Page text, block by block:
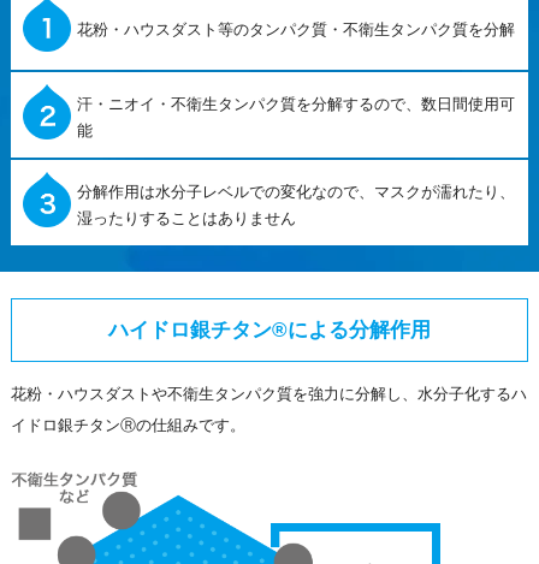
花粉・ハウスダスト等のタンパク質・不衛生タンパク質を分解
汗・ニオイ・不衛生タンパク質を分解するので、数日間使用可
能
分解作用は水分子レベルでの変化なので、マスクが濡れたり、
湿ったりすることはありません
ハイドロ銀チタン®による分解作用
花粉・ハウスダストや不衛生タンパク質を強力に分解し、水分子化するハ
イドロ銀チタンⓇの仕組みです。